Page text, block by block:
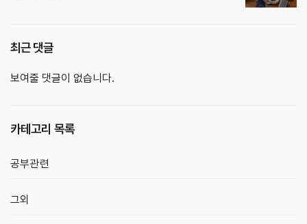
최근 댓글
보여줄 댓글이 없습니다.
카테고리 목록
공부관련
그외